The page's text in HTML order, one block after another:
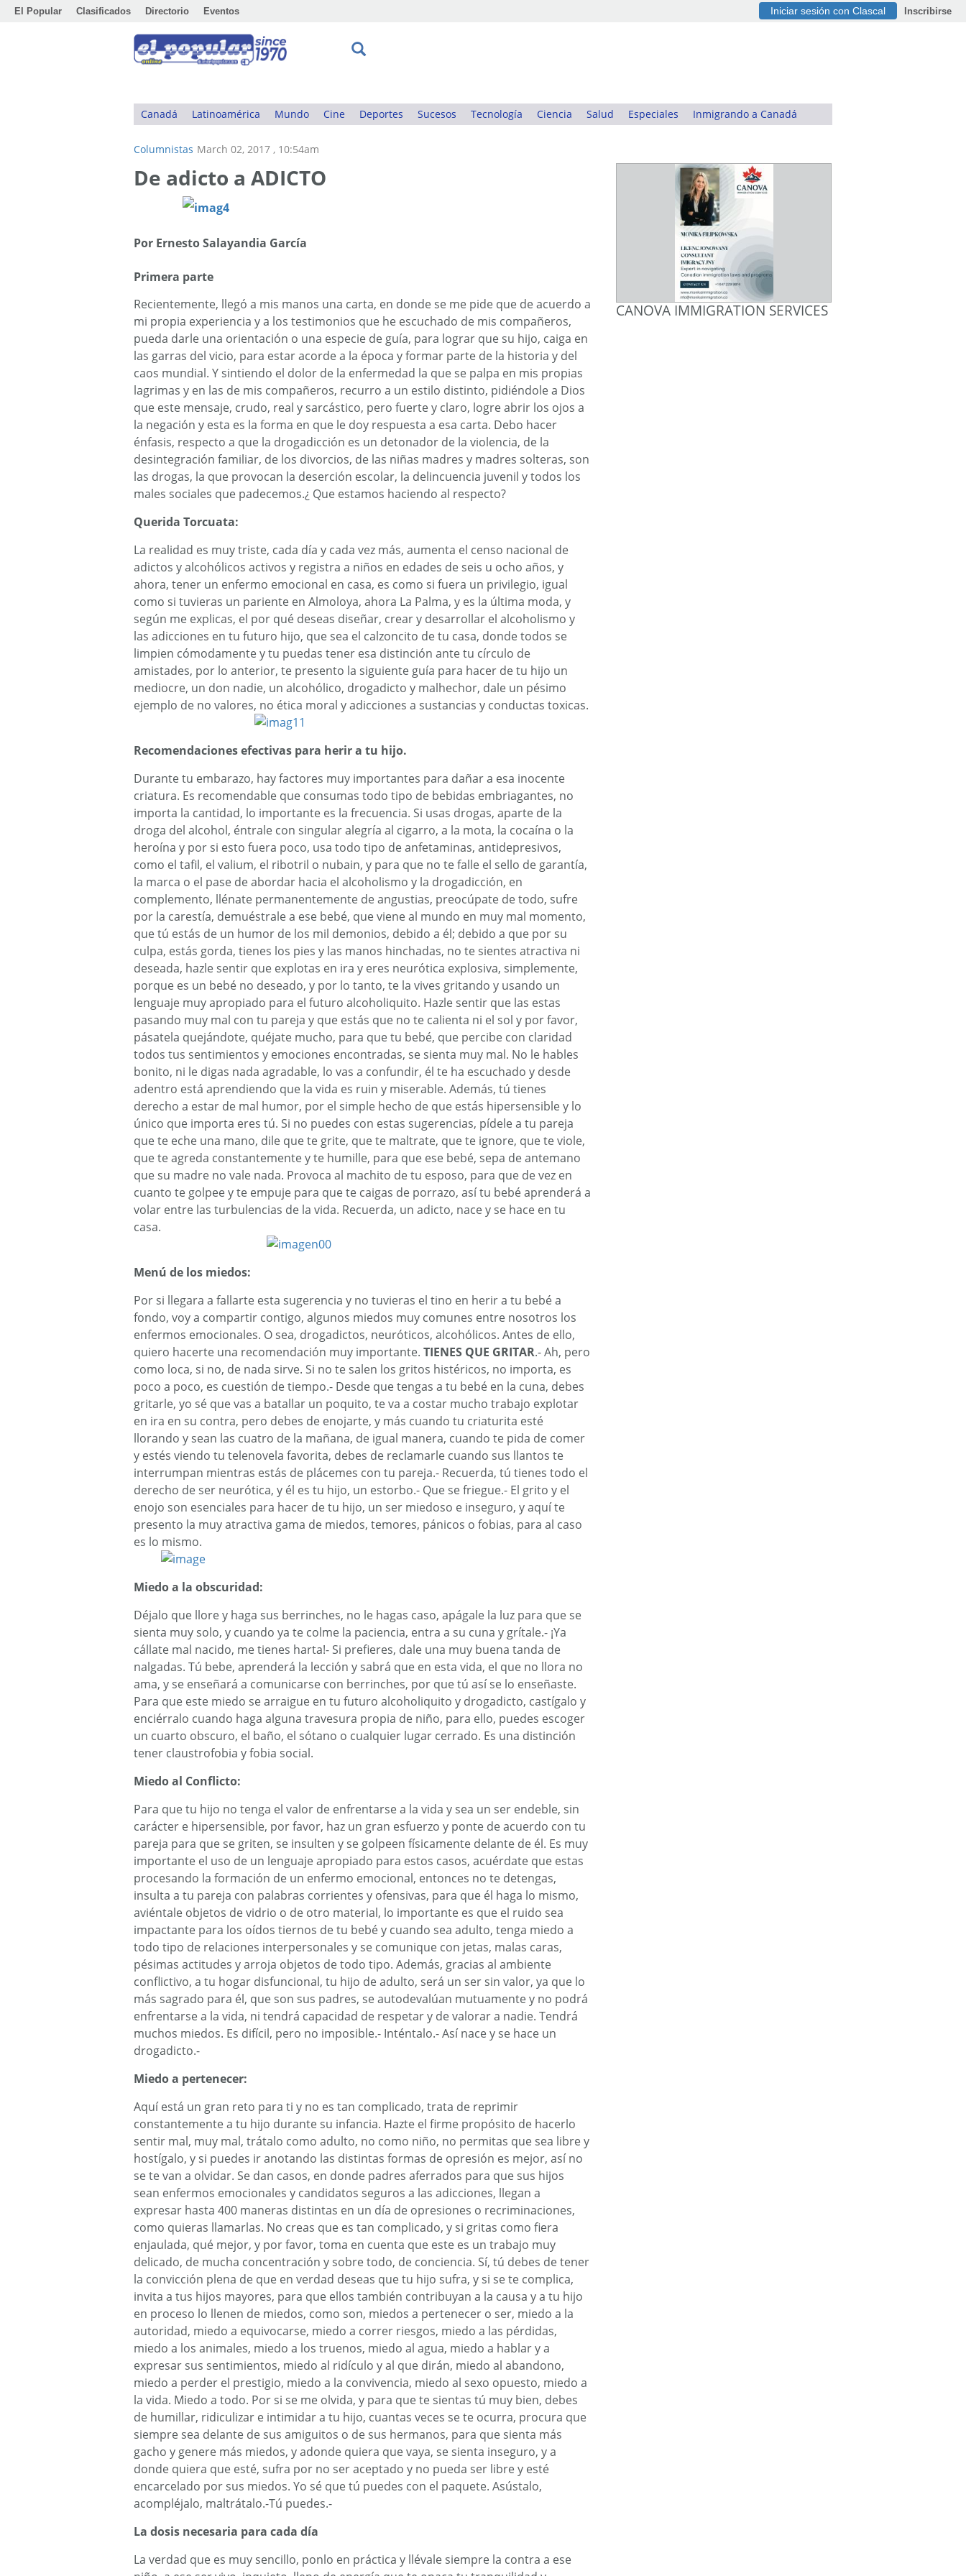
El Popular Clasificados Directorio Eventos Iniciar sesión con Clascal Inscribirse
Canadá Latinoamérica Mundo Cine Deportes Sucesos Tecnología Ciencia Salud Especiales Inmigrando a Canadá
Columnistas March 02, 2017 , 10:54am
De adicto a ADICTO
Por Ernesto Salayandia García
Primera parte
Recientemente, llegó a mis manos una carta, en donde se me pide que de acuerdo a
mi propia experiencia y a los testimonios que he escuchado de mis compañeros,
pueda darle una orientación o una especie de guía, para lograr que su hijo, caiga en
las garras del vicio, para estar acorde a la época y formar parte de la historia y del
caos mundial. Y sintiendo el dolor de la enfermedad la que se palpa en mis propias
lagrimas y en las de mis compañeros, recurro a un estilo distinto, pidiéndole a Dios
que este mensaje, crudo, real y sarcástico, pero fuerte y claro, logre abrir los ojos a
la negación y esta es la forma en que le doy respuesta a esa carta. Debo hacer
énfasis, respecto a que la drogadicción es un detonador de la violencia, de la
desintegración familiar, de los divorcios, de las niñas madres y madres solteras, son
las drogas, la que provocan la deserción escolar, la delincuencia juvenil y todos los
males sociales que padecemos.¿ Que estamos haciendo al respecto?
Querida Torcuata:
La realidad es muy triste, cada día y cada vez más, aumenta el censo nacional de
adictos y alcohólicos activos y registra a niños en edades de seis u ocho años, y
ahora, tener un enfermo emocional en casa, es como si fuera un privilegio, igual
como si tuvieras un pariente en Almoloya, ahora La Palma, y es la última moda, y
según me explicas, el por qué deseas diseñar, crear y desarrollar el alcoholismo y
las adicciones en tu futuro hijo, que sea el calzoncito de tu casa, donde todos se
limpien cómodamente y tu puedas tener esa distinción ante tu círculo de
amistades, por lo anterior, te presento la siguiente guía para hacer de tu hijo un
mediocre, un don nadie, un alcohólico, drogadicto y malhechor, dale un pésimo
ejemplo de no valores, no ética moral y adicciones a sustancias y conductas toxicas.
Recomendaciones efectivas para herir a tu hijo.
Durante tu embarazo, hay factores muy importantes para dañar a esa inocente
criatura. Es recomendable que consumas todo tipo de bebidas embriagantes, no
importa la cantidad, lo importante es la frecuencia. Si usas drogas, aparte de la
droga del alcohol, éntrale con singular alegría al cigarro, a la mota, la cocaína o la
heroína y por si esto fuera poco, usa todo tipo de anfetaminas, antidepresivos,
como el tafil, el valium, el ribotril o nubain, y para que no te falle el sello de garantía,
la marca o el pase de abordar hacia el alcoholismo y la drogadicción, en
complemento, llénate permanentemente de angustias, preocúpate de todo, sufre
por la carestía, demuéstrale a ese bebé, que viene al mundo en muy mal momento,
que tú estás de un humor de los mil demonios, debido a él; debido a que por su
culpa, estás gorda, tienes los pies y las manos hinchadas, no te sientes atractiva ni
deseada, hazle sentir que explotas en ira y eres neurótica explosiva, simplemente,
porque es un bebé no deseado, y por lo tanto, te la vives gritando y usando un
lenguaje muy apropiado para el futuro alcoholiquito. Hazle sentir que las estas
pasando muy mal con tu pareja y que estás que no te calienta ni el sol y por favor,
pásatela quejándote, quéjate mucho, para que tu bebé, que percibe con claridad
todos tus sentimientos y emociones encontradas, se sienta muy mal. No le hables
bonito, ni le digas nada agradable, lo vas a confundir, él te ha escuchado y desde
adentro está aprendiendo que la vida es ruin y miserable. Además, tú tienes
derecho a estar de mal humor, por el simple hecho de que estás hipersensible y lo
único que importa eres tú. Si no puedes con estas sugerencias, pídele a tu pareja
que te eche una mano, dile que te grite, que te maltrate, que te ignore, que te viole,
que te agreda constantemente y te humille, para que ese bebé, sepa de antemano
que su madre no vale nada. Provoca al machito de tu esposo, para que de vez en
cuanto te golpee y te empuje para que te caigas de porrazo, así tu bebé aprenderá a
volar entre las turbulencias de la vida. Recuerda, un adicto, nace y se hace en tu
casa.
Menú de los miedos:
Por si llegara a fallarte esta sugerencia y no tuvieras el tino en herir a tu bebé a
fondo, voy a compartir contigo, algunos miedos muy comunes entre nosotros los
enfermos emocionales. O sea, drogadictos, neuróticos, alcohólicos. Antes de ello,
quiero hacerte una recomendación muy importante. TIENES QUE GRITAR.- Ah, pero
como loca, si no, de nada sirve. Si no te salen los gritos histéricos, no importa, es
poco a poco, es cuestión de tiempo.- Desde que tengas a tu bebé en la cuna, debes
gritarle, yo sé que vas a batallar un poquito, te va a costar mucho trabajo explotar
en ira en su contra, pero debes de enojarte, y más cuando tu criaturita esté
llorando y sean las cuatro de la mañana, de igual manera, cuando te pida de comer
y estés viendo tu telenovela favorita, debes de reclamarle cuando sus llantos te
interrumpan mientras estás de plácemes con tu pareja.- Recuerda, tú tienes todo el
derecho de ser neurótica, y él es tu hijo, un estorbo.- Que se friegue.- El grito y el
enojo son esenciales para hacer de tu hijo, un ser miedoso e inseguro, y aquí te
presento la muy atractiva gama de miedos, temores, pánicos o fobias, para al caso
es lo mismo.
Miedo a la obscuridad:
Déjalo que llore y haga sus berrinches, no le hagas caso, apágale la luz para que se
sienta muy solo, y cuando ya te colme la paciencia, entra a su cuna y grítale.- ¡Ya
cállate mal nacido, me tienes harta!- Si prefieres, dale una muy buena tanda de
nalgadas. Tú bebe, aprenderá la lección y sabrá que en esta vida, el que no llora no
ama, y se enseñará a comunicarse con berrinches, por que tú así se lo enseñaste.
Para que este miedo se arraigue en tu futuro alcoholiquito y drogadicto, castígalo y
enciérralo cuando haga alguna travesura propia de niño, para ello, puedes escoger
un cuarto obscuro, el baño, el sótano o cualquier lugar cerrado. Es una distinción
tener claustrofobia y fobia social.
Miedo al Conflicto:
Para que tu hijo no tenga el valor de enfrentarse a la vida y sea un ser endeble, sin
carácter e hipersensible, por favor, haz un gran esfuerzo y ponte de acuerdo con tu
pareja para que se griten, se insulten y se golpeen físicamente delante de él. Es muy
importante el uso de un lenguaje apropiado para estos casos, acuérdate que estas
procesando la formación de un enfermo emocional, entonces no te detengas,
insulta a tu pareja con palabras corrientes y ofensivas, para que él haga lo mismo,
aviéntale objetos de vidrio o de otro material, lo importante es que el ruido sea
impactante para los oídos tiernos de tu bebé y cuando sea adulto, tenga miedo a
todo tipo de relaciones interpersonales y se comunique con jetas, malas caras,
pésimas actitudes y arroja objetos de todo tipo. Además, gracias al ambiente
conflictivo, a tu hogar disfuncional, tu hijo de adulto, será un ser sin valor, ya que lo
más sagrado para él, que son sus padres, se autodevalúan mutuamente y no podrá
enfrentarse a la vida, ni tendrá capacidad de respetar y de valorar a nadie. Tendrá
muchos miedos. Es difícil, pero no imposible.- Inténtalo.- Así nace y se hace un
drogadicto.-
Miedo a pertenecer:
Aquí está un gran reto para ti y no es tan complicado, trata de reprimir
constantemente a tu hijo durante su infancia. Hazte el firme propósito de hacerlo
sentir mal, muy mal, trátalo como adulto, no como niño, no permitas que sea libre y
hostígalo, y si puedes ir anotando las distintas formas de opresión es mejor, así no
se te van a olvidar. Se dan casos, en donde padres aferrados para que sus hijos
sean enfermos emocionales y candidatos seguros a las adicciones, llegan a
expresar hasta 400 maneras distintas en un día de opresiones o recriminaciones,
como quieras llamarlas. No creas que es tan complicado, y si gritas como fiera
enjaulada, qué mejor, y por favor, toma en cuenta que este es un trabajo muy
delicado, de mucha concentración y sobre todo, de conciencia. Sí, tú debes de tener
la convicción plena de que en verdad deseas que tu hijo sufra, y si se te complica,
invita a tus hijos mayores, para que ellos también contribuyan a la causa y a tu hijo
en proceso lo llenen de miedos, como son, miedos a pertenecer o ser, miedo a la
autoridad, miedo a equivocarse, miedo a correr riesgos, miedo a las pérdidas,
miedo a los animales, miedo a los truenos, miedo al agua, miedo a hablar y a
expresar sus sentimientos, miedo al ridículo y al que dirán, miedo al abandono,
miedo a perder el prestigio, miedo a la convivencia, miedo al sexo opuesto, miedo a
la vida. Miedo a todo. Por si se me olvida, y para que te sientas tú muy bien, debes
de humillar, ridiculizar e intimidar a tu hijo, cuantas veces se te ocurra, procura que
siempre sea delante de sus amiguitos o de sus hermanos, para que sienta más
gacho y genere más miedos, y adonde quiera que vaya, se sienta inseguro, y a
donde quiera que esté, sufra por no ser aceptado y no pueda ser libre y esté
encarcelado por sus miedos. Yo sé que tú puedes con el paquete. Asústalo,
acompléjalo, maltrátalo.-Tú puedes.-
La dosis necesaria para cada día
La verdad que es muy sencillo, ponlo en práctica y llévale siempre la contra a ese
CANOVA IMMIGRATION SERVICES